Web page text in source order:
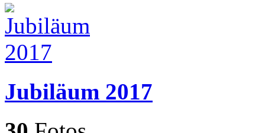
Jubiläum 2017